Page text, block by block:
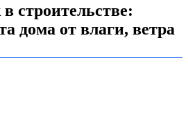
строительстве:
дома от влаги, ветра